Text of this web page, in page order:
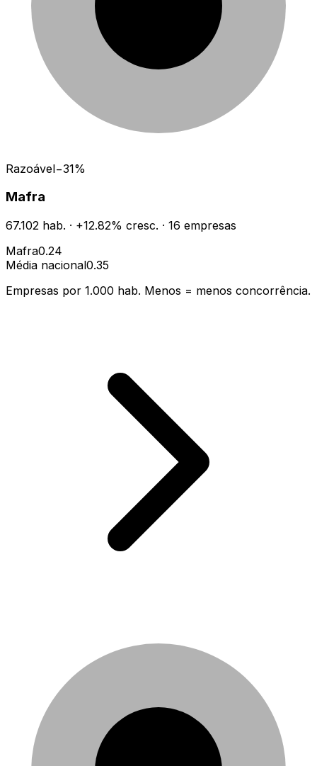
Razoável−31%
Mafra
67.102 hab. · +12.82% cresc. · 16 empresas
Mafra0.24
Média nacional0.35
Empresas por 1.000 hab. Menos = menos concorrência.